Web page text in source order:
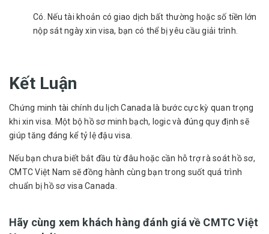
Có. Nếu tài khoản có giao dịch bất thường hoặc số tiền lớn
nộp sát ngày xin visa, bạn có thể bị yêu cầu giải trình.
Kết Luận
Chứng minh tài chính du lịch Canada là bước cực kỳ quan trọng
khi xin visa. Một bộ hồ sơ minh bạch, logic và đúng quy định sẽ
giúp tăng đáng kể tỷ lệ đậu visa.
Nếu bạn chưa biết bắt đầu từ đâu hoặc cần hỗ trợ rà soát hồ sơ,
CMTC Việt Nam sẽ đồng hành cùng bạn trong suốt quá trình
chuẩn bị hồ sơ visa Canada.
Hãy cùng xem khách hàng đánh giá về CMTC Việt